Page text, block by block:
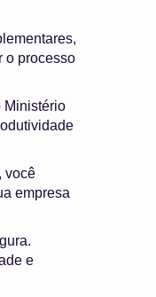
o processo
Ministério
, você
empresa
e